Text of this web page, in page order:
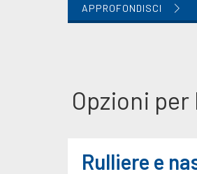
APPROFONDISCI
Opzioni
Rulliere e